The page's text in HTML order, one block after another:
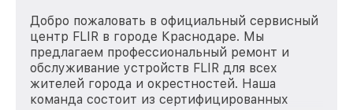
Добро пожаловать в официальный сервисный
центр FLIR в городе Краснодаре. Мы
предлагаем профессиональный ремонт и
обслуживание устройств FLIR для всех
жителей города и окрестностей. Наша
команда состоит из сертифицированных